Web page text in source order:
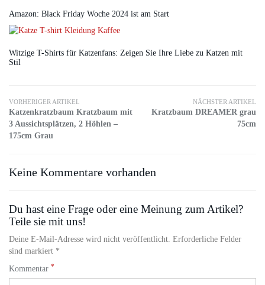
Amazon: Black Friday Woche 2024 ist am Start
Witzige T-Shirts für Katzenfans: Zeigen Sie Ihre Liebe zu Katzen mit
Stil
VORHERIGER ARTIKEL
Katzenkratzbaum Kratzbaum mit
3 Aussichtsplätzen, 2 Höhlen –
175cm Grau
NÄCHSTER ARTIKEL
Kratzbaum DREAMER grau
75cm
Keine Kommentare vorhanden
Du hast eine Frage oder eine Meinung zum Artikel?
Teile sie mit uns!
Deine E-Mail-Adresse wird nicht veröffentlicht. Erforderliche Felder
sind markiert *
Kommentar *